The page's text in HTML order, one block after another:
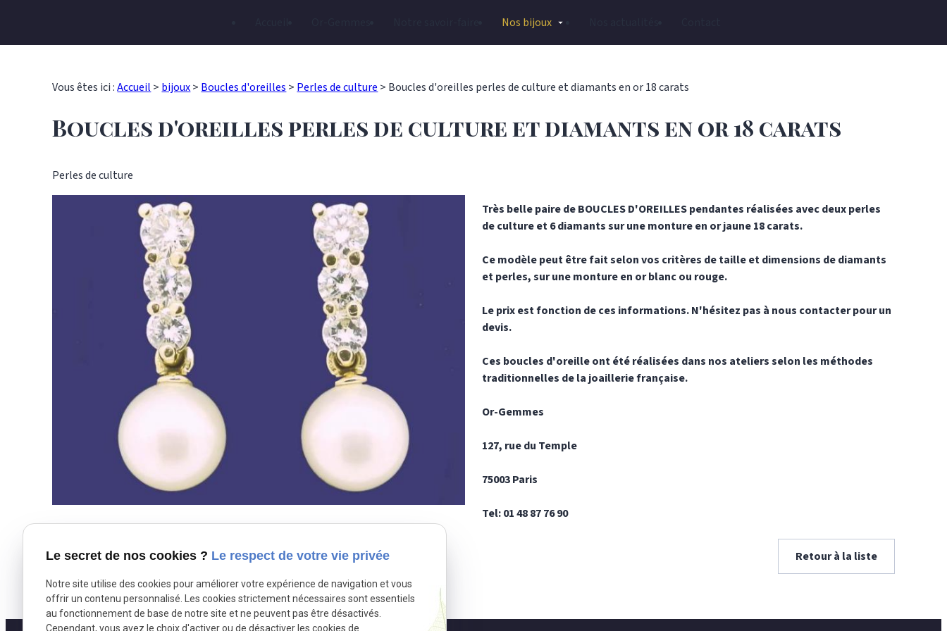
Nos bijoux
Vous êtes ici :Accueil > bijoux> Boucles d'oreilles > Perles de culture > Boucles d'oreilles perles de culture et diamants en or 18 carats
Boucles d'oreilles perles de culture et diamants en or 18 carats
Perles de culture
Très belle paire de BOUCLES D'OREILLES pendantes réalisées avec deux perles
de culture et 6 diamants sur une monture en or jaune 18 carats.
Ce modèle peut être fait selon vos critères de taille et dimensions de diamants
et perles, sur une monture en or blanc ou rouge.
Le prix est fonction de ces informations. N'hésitez pas à nous contacter pour un
devis.
Ces boucles d'oreille ont été réalisées dans nos ateliers selon les méthodes
traditionnelles de la joaillerie française.
Or-Gemmes
127, rue du Temple
75003 Paris
Tel: 01 48 87 76 90
Retour à la liste
Le secret de nos cookies ? Le respect de votre vie privée
Notre site utilise des cookies pour améliorer votre expérience de navigation et vous
offrir un contenu personnalisé. Les cookies strictement nécessaires sont essentiels
au fonctionnement de base de notre site et ne peuvent pas être désactivés.
Cependant, vous avez le choix d'activer ou de désactiver les cookies de